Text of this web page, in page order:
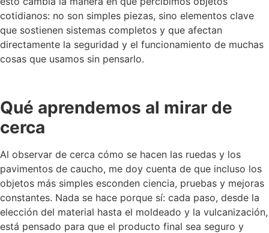
cotidianos: no son simples piezas, sino elementos clave
que sostienen sistemas completos y que afectan
directamente la seguridad y el funcionamiento de muchas
cosas que usamos sin pensarlo.
Qué aprendemos al mirar de
cerca
Al observar de cerca cómo se hacen las ruedas y los
pavimentos de caucho, me doy cuenta de que incluso los
objetos más simples esconden ciencia, pruebas y mejoras
constantes. Nada se hace porque sí: cada paso, desde la
elección del material hasta el moldeado y la vulcanización,
está pensado para que el producto final sea seguro y